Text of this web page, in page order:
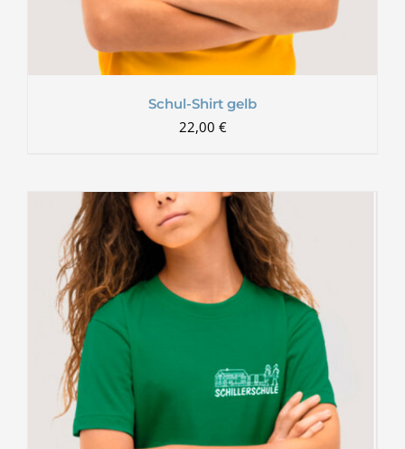
Schul-Shirt gelb
22,00 €